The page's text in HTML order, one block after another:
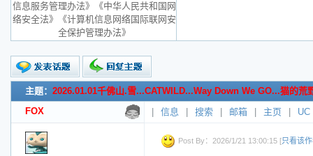
信息服务管理办法》《中华人民共和国网
络安全法》《计算机信息网络国际联网安
全保护管理办法》
新的主题
投票帖
交易帖
小字报
主题： 2026.01.01千佛山.雪...CATWILD...Way Down We GO...猫的荒
FOX
信息 搜索 邮箱 主页 UC
Post By：2026/1/21 13:00:15 [只看该